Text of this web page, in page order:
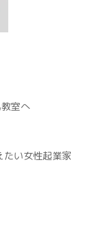
室へ
たい女性起業家